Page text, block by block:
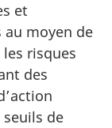
et
moyen de
les risques
des
de